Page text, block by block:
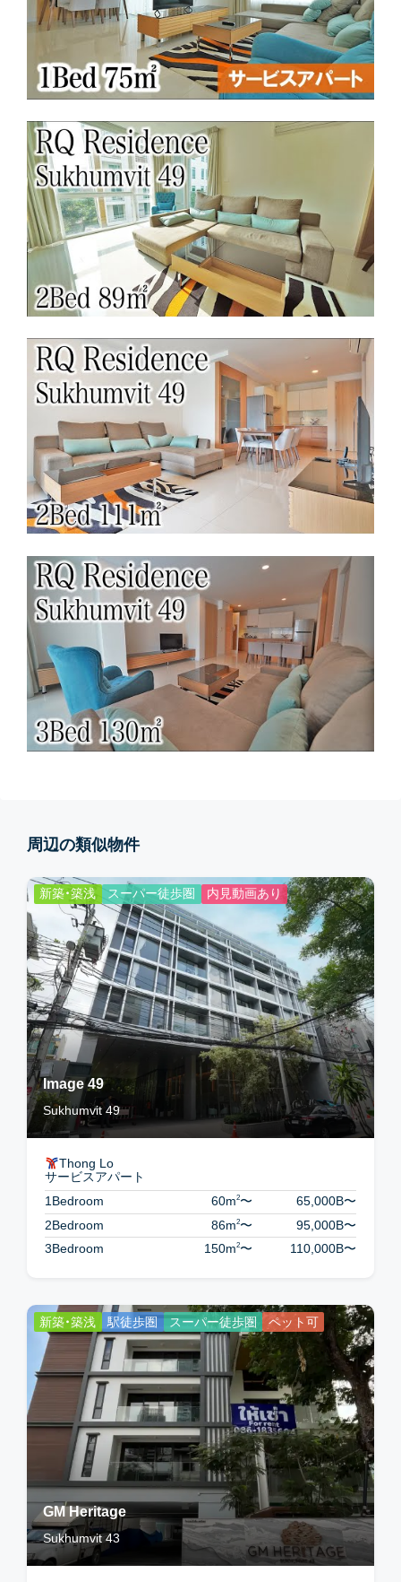
周辺の類似物件
新築・築浅 スーパー徒歩圏 内見動画あり
Image 49
Sukhumvit 49
Thong Lo
サービスアパート
1Bedroom
60m2〜 65,000B〜
2Bedroom
86m2〜 95,000B〜
3Bedroom
150m2〜 110,000B〜
新築・築浅 駅徒歩圏 スーパー徒歩圏 ペット可
GM Heritage
Sukhumvit 43